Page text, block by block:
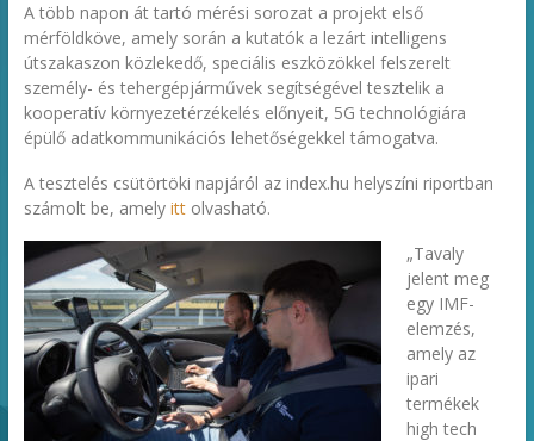
A több napon át tartó mérési sorozat a projekt első
mérföldköve, amely során a kutatók a lezárt intelligens
útszakaszon közlekedő, speciális eszközökkel felszerelt
személy- és tehergépjárművek segítségével tesztelik a
kooperatív környezetérzékelés előnyeit, 5G technológiára
épülő adatkommunikációs lehetőségekkel támogatva.
A tesztelés csütörtöki napjáról az index.hu helyszíni riportban
számolt be, amelyittolvasható.
„Tavaly
jelent meg
egy IMF-
elemzés,
amely az
ipari
termékek
high tech